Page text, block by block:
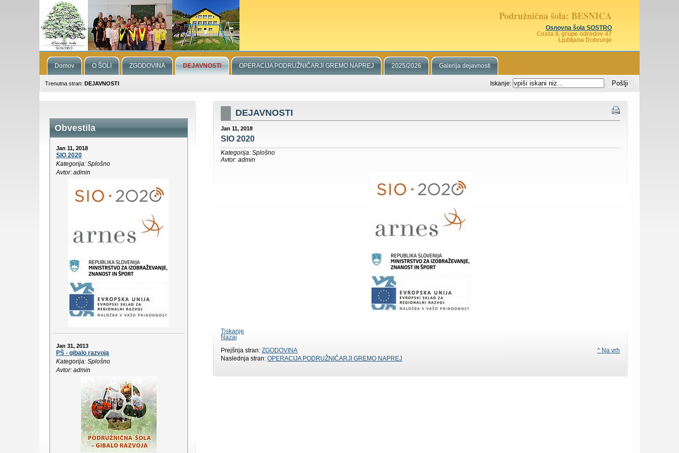
Podružnična šola: BESNICA
Osnovna šola SOSTRO
Cesta II. grupe odredov 47
Ljubljana Dobrunje
Domov O ŠOLI ZGODOVINA DEJAVNOSTI OPERACIJA PODRUŽNIČARJI GREMO NAPREJ 2025/2026 Galerija dejavnosti
Iskanje:
Trenutna stran: DEJAVNOSTI
Obvestila
Jan 11, 2018
SIO 2020
Kategorija: Splošno
Avtor: admin
Jan 31, 2013
PŠ - gibalo razvoja
Kategorija: Splošno
Avtor: admin
DEJAVNOSTI
Jan 11, 2018
SIO 2020
Kategorija: Splošno
Avtor: admin
Tiskanje
Nazaj
^ Na vrh
Prejšnja stran:ZGODOVINA
Naslednja stran:OPERACIJA PODRUŽNIČARJI GREMO NAPREJ